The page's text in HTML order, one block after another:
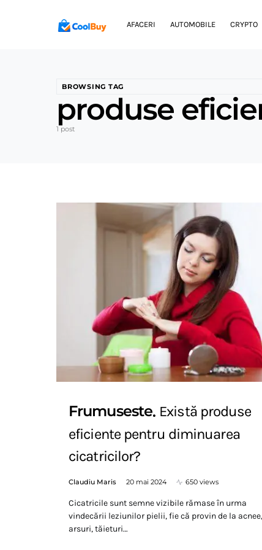
AFACERI AUTOMOBILE CRYPTO
BROWSING TAG
produse
1 post
Frumuseste Există produse
eficiente pentru diminuarea
cicatricilor?
Claudiu Maris 20 mai 2024 650 views
Cicatricile sunt semne vizibile rămase în urma
vindecării leziunilor pielii, fie că provin de la acnee,
arsuri, tăieturi…